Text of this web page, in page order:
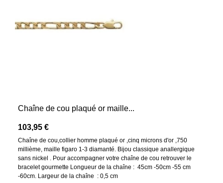
Chaîne de cou plaqué or maille...
103,95 €
Chaîne de cou,collier homme plaqué or ,cinq microns d'or ,750
millième, maille figaro 1-3 diamanté. Bijou classique anallergique
sans nickel . Pour accompagner votre chaîne de cou retrouver le
bracelet gourmette Longueur de la chaîne : 45cm -50cm -55 cm
-60cm. Largeur de la chaîne : 0,5 cm